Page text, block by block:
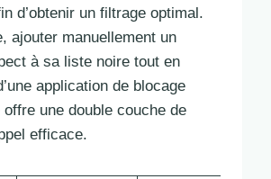
d’obtenir un filtrage optimal.
ajouter manuellement un
à sa liste noire tout en
application de blocage
une double couche de
efficace.